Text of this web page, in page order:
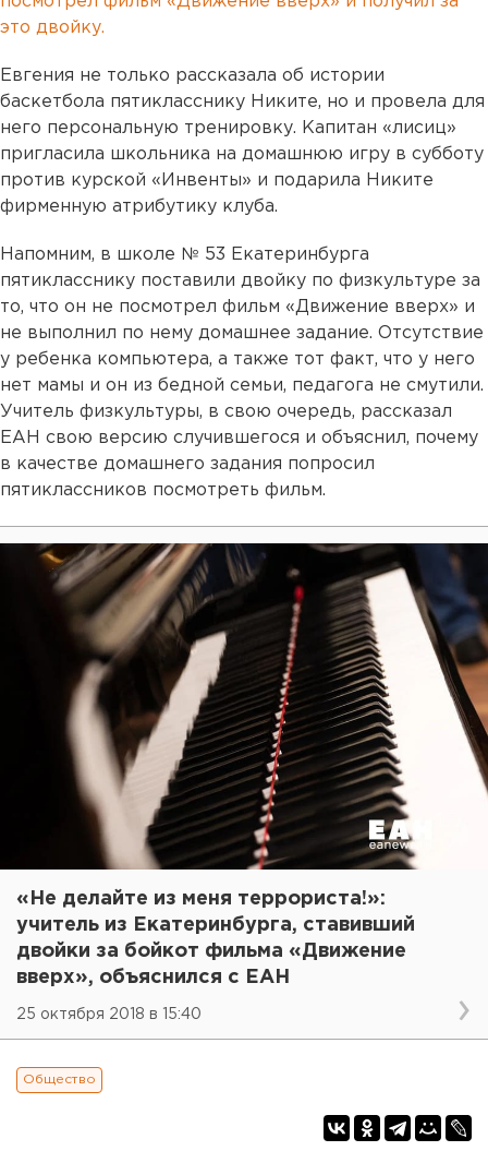
это двойку.
Евгения не только рассказала об истории
баскетбола пятикласснику Никите, но и провела для
него персональную тренировку. Капитан «лисиц»
пригласила школьника на домашнюю игру в субботу
против курской «Инвенты» и подарила Никите
фирменную атрибутику клуба.
Напомним, в школе № 53 Екатеринбурга
пятикласснику поставили двойку по физкультуре за
то, что он не посмотрел фильм «Движение вверх» и
не выполнил по нему домашнее задание. Отсутствие
у ребенка компьютера, а также тот факт, что у него
нет мамы и он из бедной семьи, педагога не смутили.
Учитель физкультуры, в свою очередь, рассказал
ЕАН свою версию случившегося и объяснил, почему
в качестве домашнего задания попросил
пятиклассников посмотреть фильм.
«Не делайте из меня террориста!»:
учитель из Екатеринбурга, ставивший
двойки за бойкот фильма «Движение
вверх», объяснился с ЕАН
25 октября 2018 в 15:40
Общество